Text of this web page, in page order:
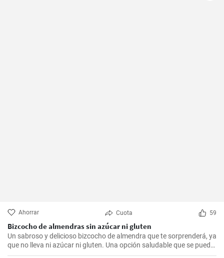
Ahorrar Cuota 59
Bizcocho de almendras sin azúcar ni gluten
Un sabroso y delicioso bizcocho de almendra que te sorprenderá, ya
que no lleva ni azúcar ni gluten. Una opción saludable que se puede
adaptar a muchas personas.